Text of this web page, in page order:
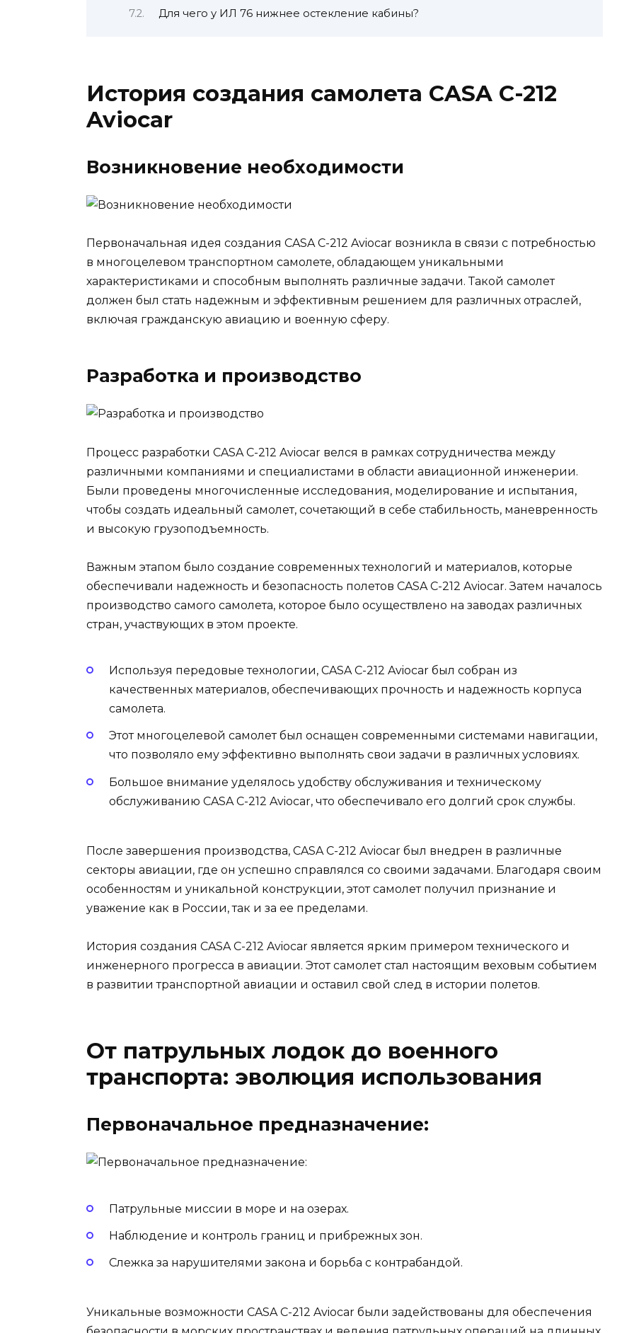
Для чего у ИЛ 76 нижнее остекление кабины?
История создания самолета CASA C-212
Aviocar
Возникновение необходимости
Первоначальная идея создания CASA C-212 Aviocar возникла в связи с потребностью
в многоцелевом транспортном самолете, обладающем уникальными
характеристиками и способным выполнять различные задачи. Такой самолет
должен был стать надежным и эффективным решением для различных отраслей,
включая гражданскую авиацию и военную сферу.
Разработка и производство
Процесс разработки CASA C-212 Aviocar велся в рамках сотрудничества между
различными компаниями и специалистами в области авиационной инженерии.
Были проведены многочисленные исследования, моделирование и испытания,
чтобы создать идеальный самолет, сочетающий в себе стабильность, маневренность
и высокую грузоподъемность.
Важным этапом было создание современных технологий и материалов, которые
обеспечивали надежность и безопасность полетов CASA C-212 Aviocar. Затем началось
производство самого самолета, которое было осуществлено на заводах различных
стран, участвующих в этом проекте.
Используя передовые технологии, CASA C-212 Aviocar был собран из
качественных материалов, обеспечивающих прочность и надежность корпуса
самолета.
Этот многоцелевой самолет был оснащен современными системами навигации,
что позволяло ему эффективно выполнять свои задачи в различных условиях.
Большое внимание уделялось удобству обслуживания и техническому
обслуживанию CASA C-212 Aviocar, что обеспечивало его долгий срок службы.
После завершения производства, CASA C-212 Aviocar был внедрен в различные
секторы авиации, где он успешно справлялся со своими задачами. Благодаря своим
особенностям и уникальной конструкции, этот самолет получил признание и
уважение как в России, так и за ее пределами.
История создания CASA C-212 Aviocar является ярким примером технического и
инженерного прогресса в авиации. Этот самолет стал настоящим веховым событием
в развитии транспортной авиации и оставил свой след в истории полетов.
От патрульных лодок до военного
транспорта: эволюция использования
Первоначальное предназначение:
Патрульные миссии в море и на озерах.
Наблюдение и контроль границ и прибрежных зон.
Слежка за нарушителями закона и борьба с контрабандой.
Уникальные возможности CASA C-212 Aviocar были задействованы для обеспечения